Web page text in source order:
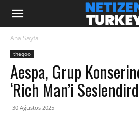
Ana Sayfa
theqoo
Aespa, Grup
‘Rich Man’i
30 Ağustos 2025